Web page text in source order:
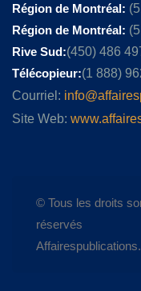
Région de Montréal:
Région de Montréal:
Rive Sud:(450) 486
Télécopieur:(1 888)
Courriel:
Site Web:
© Tous les droits
réservés
Affairespublications.